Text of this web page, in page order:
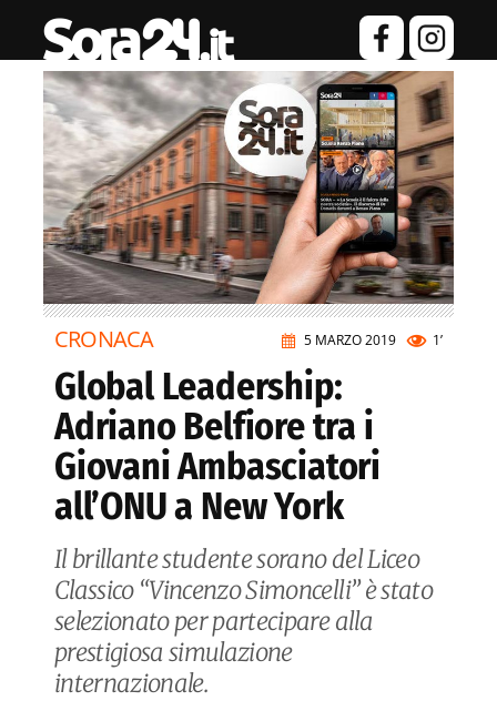
5 MARZO 2019 1’
CRONACA
Global Leadership:
Adriano Belfiore tra i
Giovani Ambasciatori
all’ONU a New York
Il brillante studente sorano del Liceo
Classico “Vincenzo Simoncelli” è stato
selezionato per partecipare alla
prestigiosa simulazione
internazionale.